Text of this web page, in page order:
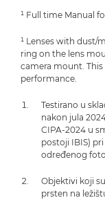
¹ Full time Manual
¹ Lenses with dust/
ring on the lens
camera mount.
performance.
Testirano u
nakon jula
CIPA-2024 u
postoji IBIS)
određenog
Objektivi koji
prsten na